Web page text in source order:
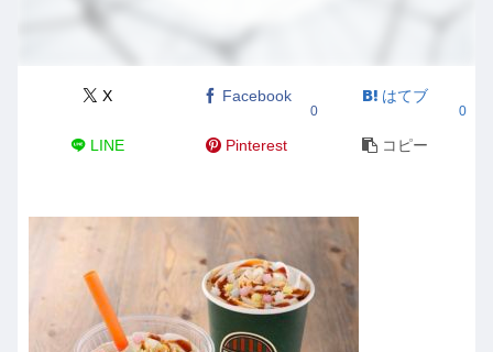
X Facebook
0
はてブ
0
LINE Pinterest コピー